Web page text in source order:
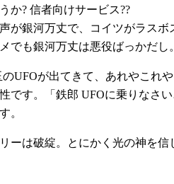
か? 信者向けサービス??
が銀河万丈で、コイツがラス
でも銀河万丈は悪役ばっかだし。
UFOが出てきて、あれやこれ
です。「鉄郎 UFOに乗りな
。
ーは破綻。とにかく光の神を